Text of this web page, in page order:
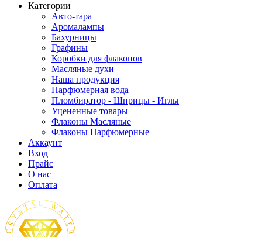
Категории
Авто-тара
Аромалампы
Бахурницы
Графины
Коробки для флаконов
Масляные духи
Наша продукция
Парфюмерная вода
Пломбиратор - Шприцы - Иглы
Уцененные товары
Флаконы Масляные
Флаконы Парфюмерные
Аккаунт
Вход
Прайс
О нас
Оплата